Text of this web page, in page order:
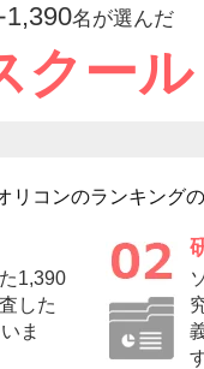
1,390名が選んだ
クー
リコンのランキング
1,390
した
ま